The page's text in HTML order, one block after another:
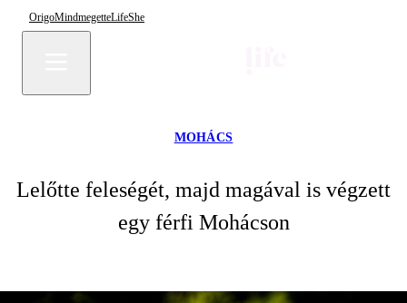
OrigoMindmegetteLifeShe
MOHÁCS
Lelőtte feleségét, majd magával is végzett
egy férfi Mohácson